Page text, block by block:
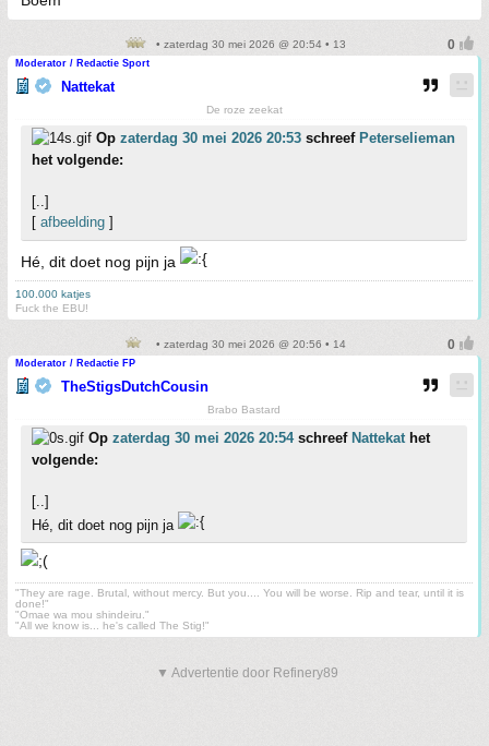
• zaterdag 30 mei 2026 @ 20:54 • 13
Moderator / Redactie Sport
Nattekat
De roze zeekat
Op zaterdag 30 mei 2026 20:53 schreef Peterselieman
het volgende:
[..]
[ afbeelding ]
Hé, dit doet nog pijn ja
100.000 katjes
Fuck the EBU!
• zaterdag 30 mei 2026 @ 20:56 • 14
Moderator / Redactie FP
TheStigsDutchCousin
Brabo Bastard
Op zaterdag 30 mei 2026 20:54schreef Nattekat het
volgende:
[..]
Hé, dit doet nog pijn ja
"They are rage. Brutal, without mercy. But you.... You will be worse. Rip and tear, until it is
done!"
"Omae wa mou shindeiru."
"All we know is... he's called The Stig!"
▼ Advertentie door Refinery89